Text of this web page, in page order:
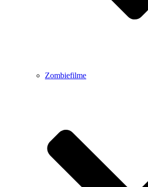
Zombiefilme